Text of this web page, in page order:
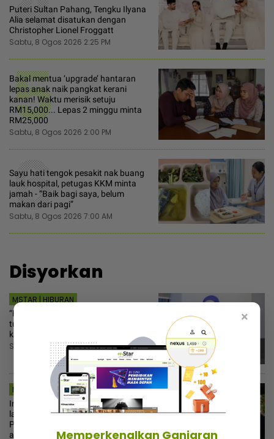
Puteri Sultan Pahang, Tengku Ilyana
Alia selamat disatukan dengan
Christopher Lionel Froggatt
Sabtu, 8 Ogos 2026 2:25 PM
5
Bakal mentua ‘upgrade’ hantaran
lepas anak naik pangkat kerani
kanan! Waktu merisik setuju
RM15,000... Lepas 2 minggu minta
RM25,000
Sabtu, 8 Ogos 2026 2:00 PM
6
Sayu hati tengok pesakit nak buang
lauk hospital, petugas KKM minta
jamah - “Baik bagi saya, belum
makan dari pagi”
Sabtu, 8 Ogos 2026 7:00 AM
Disyorkan
MSTAR | HIBURAN
“Keputusan ujian bukan kanser
tulang“ - Amyza Aznan buntu jenis
kanser dihidapi anak kedua
Sabtu, 8 Ogos 2026 8:30 PM
MSTAR | VIRAL
Iman anak pak imam bertudung
labuh runtuh di tangan abang!
Pemuda terkejut jumpa bukti aktiviti
asmaradana dalam ‘dashcam’
×
Memperkenalkan Ganjaran